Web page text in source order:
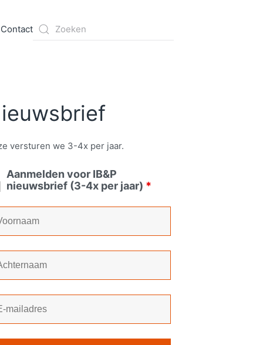
Contact
versturen we 3-4x per jaar.
Aanmelden voor IB&P
nieuwsbrief (3-4x per jaar) *